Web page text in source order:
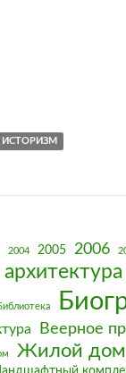
ИСТОРИЗМ
2004 2005 2006
Веерное
Жилой дом